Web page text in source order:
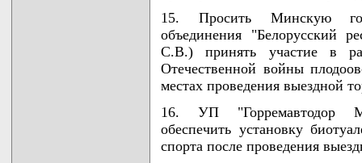
15. Просить Минскую
объединения "Белорусский
С.В.) принять участие в
Отечественной войны
местах проведения выездной
16. УП "Горремавтодор
обеспечить установку
спорта после проведения